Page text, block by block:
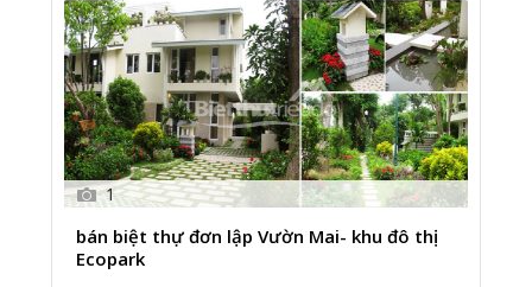
1
bán biệt thự đơn lập Vườn Mai- khu đô thị
Ecopark